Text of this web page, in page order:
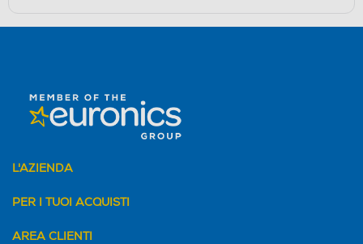
L'AZIENDA
PER I TUOI ACQUISTI
AREA CLIENTI